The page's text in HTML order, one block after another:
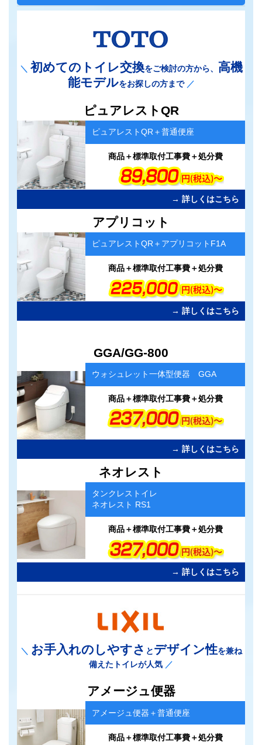
＼ 初めてのトイレ交換をご検討の方から、 高機
能モデルをお探しの方まで ／
ム
ン
ク
ピュアレストQR
ピュアレストQR＋普通便座
商品＋標準取付工事費＋処分費
→ 詳しくはこちら
ム
ン
ク
アプリコット
ピュアレストQR＋アプリコットF1A
商品＋標準取付工事費＋処分費
→ 詳しくはこちら
リ
ン
ク
GGA/GG-800
ウォシュレット一体型便器 GGA
商品＋標準取付工事費＋処分費
→ 詳しくはこちら
リ
ン
ク
ネオレスト
タンクレストイレ
ネオレスト RS1
商品＋標準取付工事費＋処分費
→ 詳しくはこちら
＼ お手入れのしやすさ とデザイン性を兼ね
備えたトイレが人気 ／
ン
ク
アメージュ便器
アメージュ便器＋普通便座
商品＋標準取付工事費＋処分費